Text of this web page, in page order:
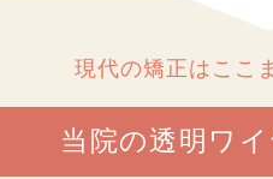
現代の矯正はここ
当院の透明ワイ